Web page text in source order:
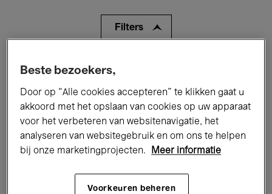
Filters
Alle evenementen
Tentoonstellingen Films
Performances Lezingen & Debatten
Jazz Klassieke Muziek Global Music
Beste bezoekers,
Door op “Alle cookies accepteren” te klikken gaat u
akkoord met het opslaan van cookies op uw apparaat
voor het verbeteren van websitenavigatie, het
analyseren van websitegebruik en om ons te helpen
bij onze marketingprojecten.
Meer informatie
Voorkeuren beheren